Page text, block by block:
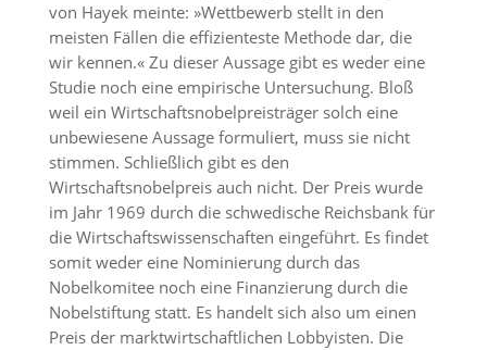
von Hayek meinte: »Wettbewerb stellt in den
meisten Fällen die effizienteste Methode dar, die
wir kennen.« Zu dieser Aussage gibt es weder eine
Studie noch eine empirische Untersuchung. Bloß
weil ein Wirtschaftsnobelpreisträger solch eine
unbewiesene Aussage formuliert, muss sie nicht
stimmen. Schließlich gibt es den
Wirtschaftsnobelpreis auch nicht. Der Preis wurde
im Jahr 1969 durch die schwedische Reichsbank für
die Wirtschaftswissenschaften eingeführt. Es findet
somit weder eine Nominierung durch das
Nobelkomitee noch eine Finanzierung durch die
Nobelstiftung statt. Es handelt sich also um einen
Preis der marktwirtschaftlichen Lobbyisten. Die